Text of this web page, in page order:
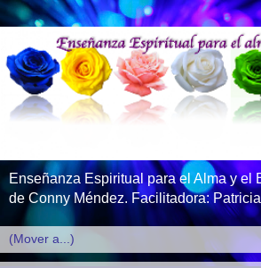
Enseñanza Espiritual para el Alma y el
de Conny Méndez. Facilitadora: